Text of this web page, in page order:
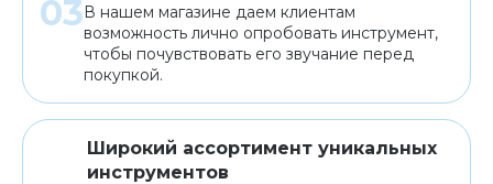
В нашем магазине даем клиентам
возможность лично опробовать инструмент,
чтобы почувствовать его звучание перед
покупкой.
Широкий ассортимент уникальных
инструментов